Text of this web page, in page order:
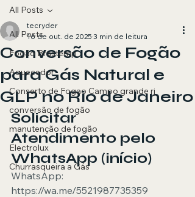
All Posts
Fogão Brastemp
Aquecedor
Conserto de Fogao Campo grande rj
conversão de fogão
manutenção de fogão
Electrolux
Churrasqueira a Gás
All Posts
Conversão de Fogão
para Gás Natural e
GLP no Rio de Janeiro
tecryder
16 de out. de 2025 3 min de leitura
Solicitar
Atendimento pelo
WhatsApp (início)
WhatsApp:
https://wa.me/5521987735359